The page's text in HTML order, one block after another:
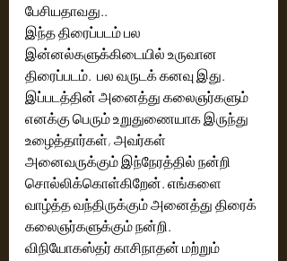
பேசியதாவது..
இந்த திரைப்படம் பல
இன்னல்களுக்கிடையில் உருவான
திரைப்படம்.  பல வருடக் கனவு இது.
இப்படத்தின் அனைத்து கலைஞர்களும்
எனக்கு பெரும் உறுதுணையாக இருந்து
உழைத்தார்கள், அவர்கள்
அனைவருக்கும் இந்நேரத்தில் நன்றி
சொல்லிக்கொள்கிறேன். எங்களை
வாழ்த்த வந்திருக்கும் அனைத்து திரைக்
கலைஞர்களுக்கும் நன்றி.
விநியோகஸ்தர் காசிநாதன் மற்றும்